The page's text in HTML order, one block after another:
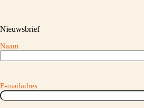
Nieuwsbrief
Naam
E-mailadres